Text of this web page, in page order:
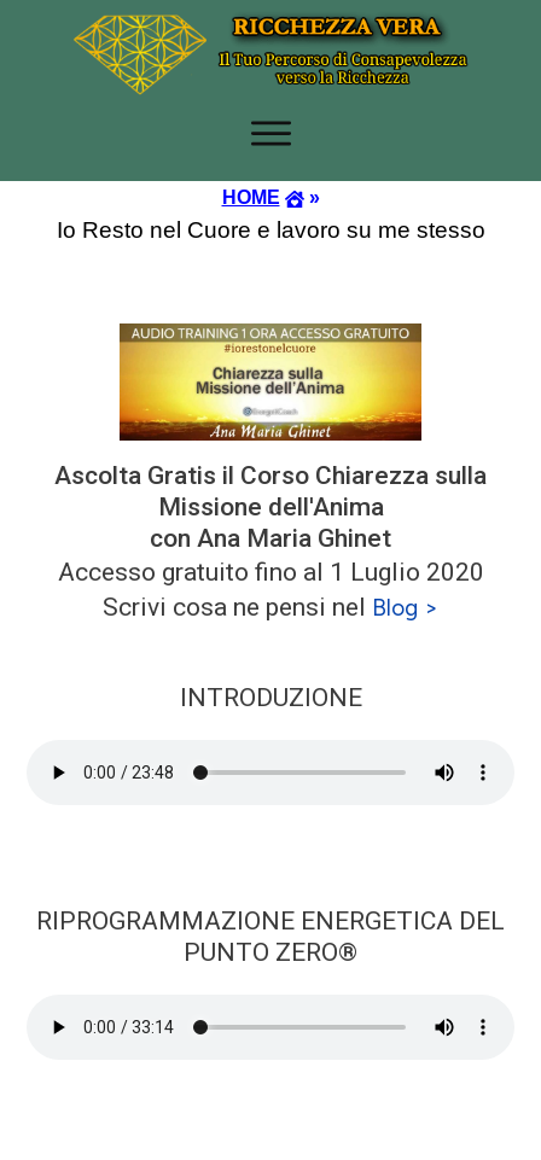
HOME »
Io Resto nel Cuore e lavoro su me stesso
Ascolta Gratis il Corso Chiarezza sulla
Missione dell'Anima
con Ana Maria Ghinet
Accesso gratuito fino al 1 Luglio 2020
Scrivi cosa ne pensi nel Blog >
INTRODUZIONE
RIPROGRAMMAZIONE ENERGETICA DEL
PUNTO ZERO­®